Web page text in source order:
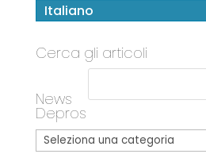
Italiano
Cerca gli articoli
News
Depros